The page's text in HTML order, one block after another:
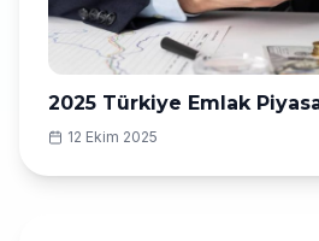
2025 Türkiye Emlak
12 Ekim 2025